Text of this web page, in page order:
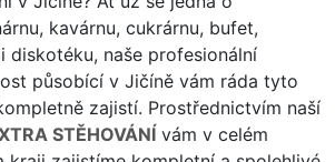
kavárnu, cukrárnu, bufet,
diskotéku, naše profesionální
působící v Jičíně vám ráda tyto
zajistí. Prostřednictvím naší
STĚHOVÁNÍ vám v celém